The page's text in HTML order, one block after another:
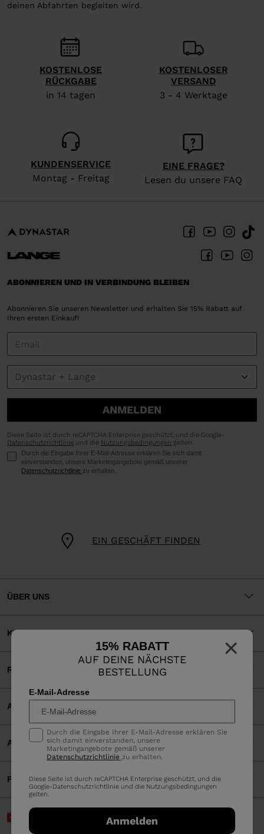
×
15% RABATT
AUF DEINE NÄCHSTE
BESTELLUNG
E-Mail-Adresse
Durch die Eingabe Ihrer E-Mail-Adresse erklären Sie
sich damit einverstanden, unsere
Marketingangebote gemäß unserer
Datenschutzrichtlinie zu erhalten.
Diese Seite ist durch reCAPTCHA Enterprise geschützt, und die
Google-Datenschutzrichtlinie und die Nutzungsbedingungen
gelten.
Anmelden
deinen Abfahrten begleiten wird.
KOSTENLOSE
RÜCKGABE
in 14 tagen
KOSTENLOSER
VERSAND
3 - 4 Werktage
KUNDENSERVICE
Montag - Freitag
EINE FRAGE?
Lesen du unsere FAQ
EIN GESCHÄFT FINDEN
ABONNIEREN UND IN VERBINDUNG BLEIBEN
Abonnieren Sie unseren Newsletter und erhalten Sie 15% Rabatt auf
Ihren ersten Einkauf!
ANMELDEN
Diese Seite ist durch reCAPTCHA Enterprise geschützt, und die Google-
Datenschutzrichtlinie und die Nutzungsbedingungen gelten.
Durch die Eingabe Ihrer E-Mail-Adresse erklären Sie sich damit
einverstanden, unsere Marketingangebote gemäß unserer
Datenschutzrichtlinie zu erhalten.
ÜBER UNS
KUNDENSERVICE
RECHTLICHES
AKZEPTIERTE ZAHLUNGEN
APP
PARTNERS